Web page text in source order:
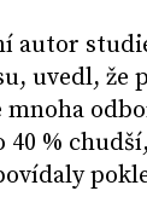
autor
uvedl, že
mnoha
40 %